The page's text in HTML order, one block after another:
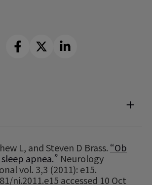
L, and Steven D Brass. “Ob
apnea.” Neurology
vol. 3,3 (2011): e15.
ni.2011.e15 accessed 10 Oct